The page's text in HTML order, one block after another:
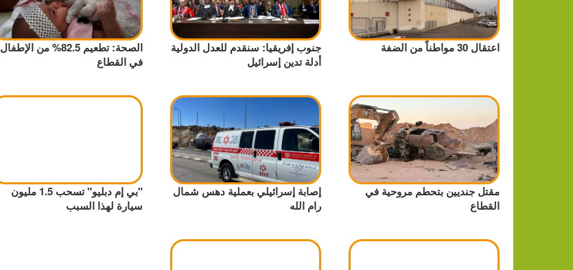
اعتقال 30 مواطناً من الضفة
جنوب إفريقيا: سنقدم للعدل الدولية
أدلة تدين إسرائيل
الصحة: تطعيم 82.5% من الإطفال
في القطاع
مقتل جنديين بتحطم مروحية في
القطاع
إصابة إسرائيلي بعملية دهس شمال
رام الله
"بي إم دبليو" تسحب 1.5 مليون
سيارة لهذا السبب